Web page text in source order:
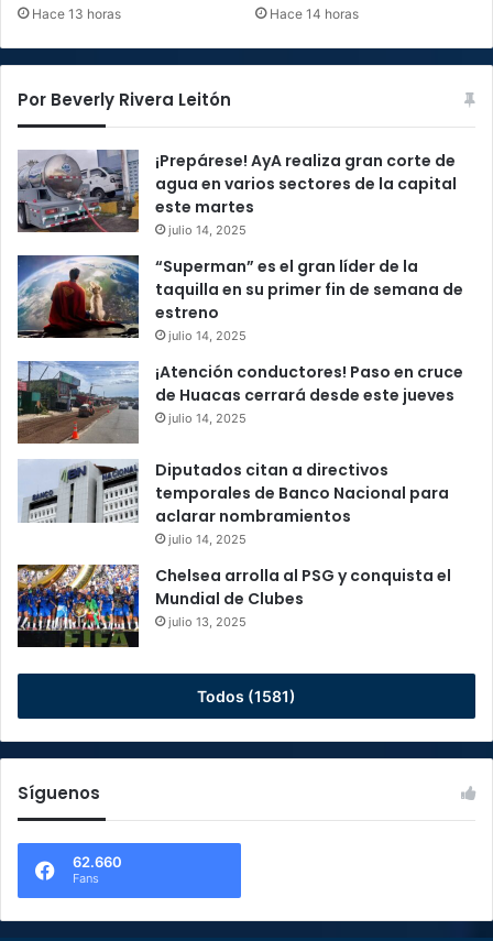
Hace 13 horas Hace 14 horas
Por Beverly Rivera Leitón
¡Prepárese! AyA realiza gran corte de
agua en varios sectores de la capital
este martes
julio 14, 2025
“Superman” es el gran líder de la
taquilla en su primer fin de semana de
estreno
julio 14, 2025
¡Atención conductores! Paso en cruce
de Huacas cerrará desde este jueves
julio 14, 2025
Diputados citan a directivos
temporales de Banco Nacional para
aclarar nombramientos
julio 14, 2025
Chelsea arrolla al PSG y conquista el
Mundial de Clubes
julio 13, 2025
Todos (1581)
Síguenos
62.660
Fans